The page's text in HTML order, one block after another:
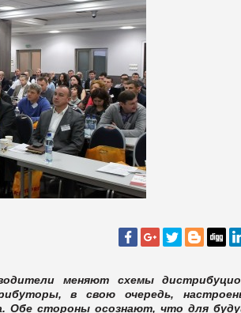
меняют схемы
в свою очередь,
Обе стороны осознают, что для